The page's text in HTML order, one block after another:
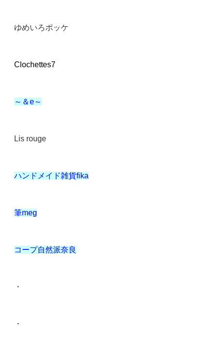
ゆめいろポッケ
Clochettes7
～＆e～
Lis rouge
ハンドメイド雑貨fika
筆meg
コープ自然派奈良
・
・